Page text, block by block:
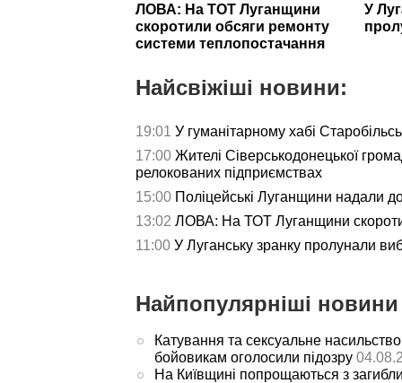
ЛОВА: На ТОТ Луганщини
скоротили обсяги ремонту
системи теплопостачання
У
Найсвіжіші новини:
19:01 У гуманітарному хабі
17:00 Жителі Сіверськодонецької
релокованих підприємствах
15:00 Поліцейські Луганщини надали
13:02 ЛОВА: На ТОТ Луганщини
11:00 У Луганську зранку пролунали
Найпопулярніші
Катування та сексуальне
бойовикам оголосили підозру
На Київщині попрощаються з